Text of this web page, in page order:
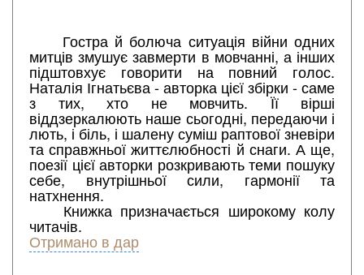
Гостра й болюча ситуація війни одних
митців змушує завмерти в мовчанні, а інших
підштовхує говорити на повний голос.
Наталія Ігнатьєва - авторка цієї збірки - саме
з тих, хто не мовчить. Її вірші
віддзеркалюють наше сьогодні, передаючи і
лють, і біль, і шалену суміш раптової зневіри
та справжньої життєлюбності й снаги. А ще,
поезії цієї авторки розкривають теми пошуку
себе, внутрішньої сили, гармонії та
натхнення.
Книжка призначається широкому колу
читачів.
Отримано в дар